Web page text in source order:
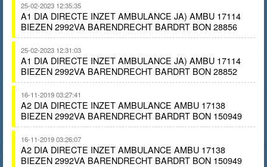
25-02-2023 12:35:35
A1 DIA DIRECTE INZET AMBULANCE JA) AMBU 17114
BIEZEN 2992VA BARENDRECHT BARDRT BON 28856
25-02-2023 12:31:03
A1 DIA DIRECTE INZET AMBULANCE JA) AMBU 17114
BIEZEN 2992VA BARENDRECHT BARDRT BON 28852
16-11-2019 03:27:41
A2 DIA DIRECTE INZET AMBULANCE AMBU 17138
BIEZEN 2992VA BARENDRECHT BARDRT BON 150949
16-11-2019 03:26:07
A2 DIA DIRECTE INZET AMBULANCE AMBU 17138
BIEZEN 2992VA BARENDRECHT BARDRT BON 150949